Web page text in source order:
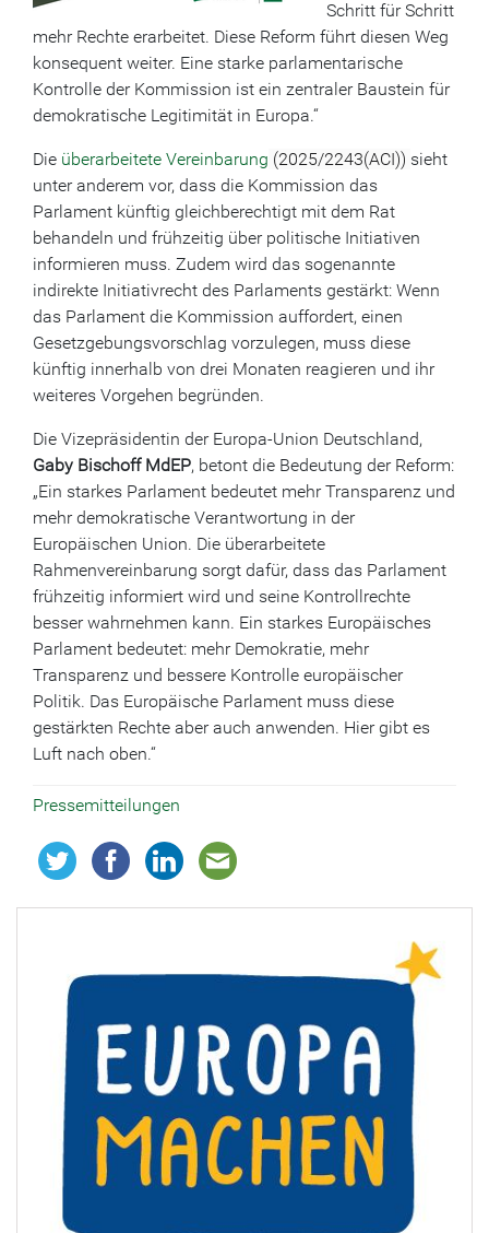
Schritt für Schritt
mehr Rechte erarbeitet. Diese Reform führt diesen Weg
konsequent weiter. Eine starke parlamentarische
Kontrolle der Kommission ist ein zentraler Baustein für
demokratische Legitimität in Europa.“
Die überarbeitete Vereinbarung (2025/2243(ACI)) sieht
unter anderem vor, dass die Kommission das
Parlament künftig gleichberechtigt mit dem Rat
behandeln und frühzeitig über politische Initiativen
informieren muss. Zudem wird das sogenannte
indirekte Initiativrecht des Parlaments gestärkt: Wenn
das Parlament die Kommission auffordert, einen
Gesetzgebungsvorschlag vorzulegen, muss diese
künftig innerhalb von drei Monaten reagieren und ihr
weiteres Vorgehen begründen.
Die Vizepräsidentin der Europa-Union Deutschland,
Gaby Bischoff MdEP, betont die Bedeutung der Reform:
„Ein starkes Parlament bedeutet mehr Transparenz und
mehr demokratische Verantwortung in der
Europäischen Union. Die überarbeitete
Rahmenvereinbarung sorgt dafür, dass das Parlament
frühzeitig informiert wird und seine Kontrollrechte
besser wahrnehmen kann. Ein starkes Europäisches
Parlament bedeutet: mehr Demokratie, mehr
Transparenz und bessere Kontrolle europäischer
Politik. Das Europäische Parlament muss diese
gestärkten Rechte aber auch anwenden. Hier gibt es
Luft nach oben.“
Pressemitteilungen